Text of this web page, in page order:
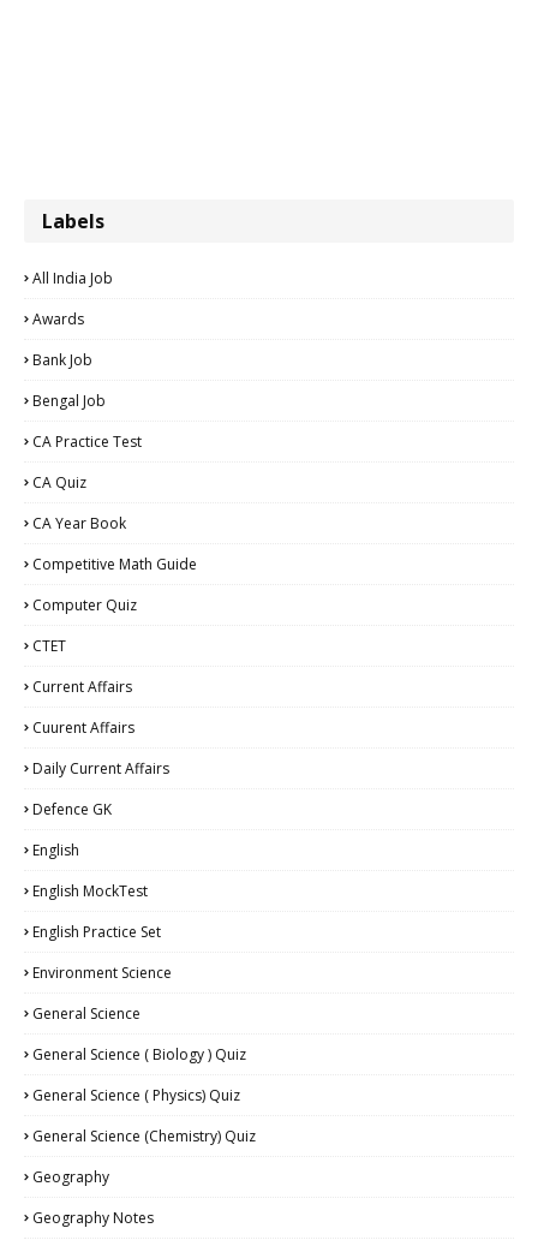
Labels
All India Job
Awards
Bank Job
Bengal Job
CA Practice Test
CA Quiz
CA Year Book
Competitive Math Guide
Computer Quiz
CTET
Current Affairs
Cuurent Affairs
Daily Current Affairs
Defence GK
English
English MockTest
English Practice Set
Environment Science
General Science
General Science ( Biology ) Quiz
General Science ( Physics) Quiz
General Science (Chemistry) Quiz
Geography
Geography Notes